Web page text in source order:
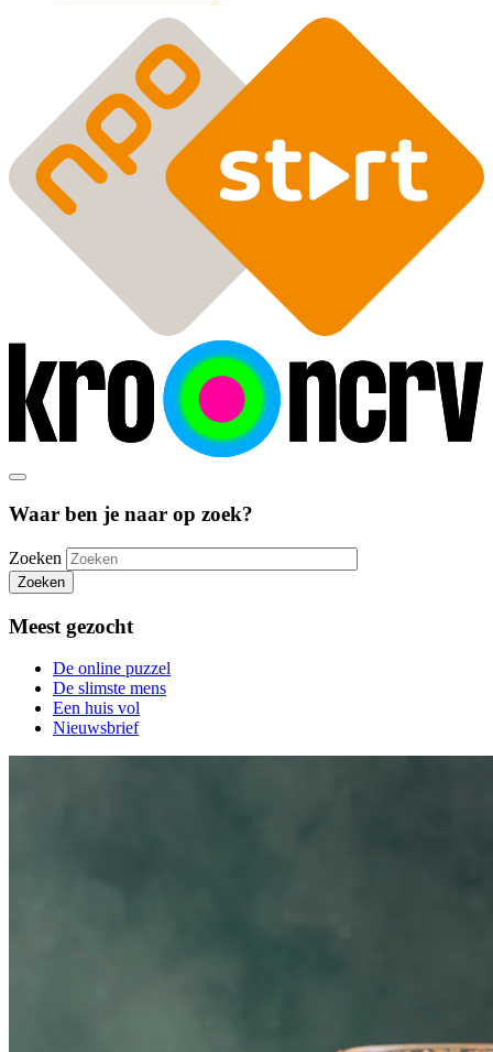
Waar ben je naar op zoek?
Zoeken
Zoeken
Meest gezocht
De online puzzel
De slimste mens
Een huis vol
Nieuwsbrief